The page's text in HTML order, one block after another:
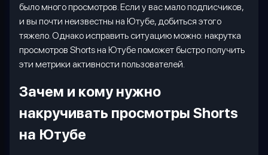
было много просмотров. Если у вас мало подписчиков,
и вы почти неизвестны на Ютубе, добиться этого
тяжело. Однако исправить ситуацию можно: накрутка
просмотров Shortsна Ютубе поможет быстро получить
эти метрики активности пользователей.
Зачем и кому нужно
накручивать просмотры Shorts
на Ютубе